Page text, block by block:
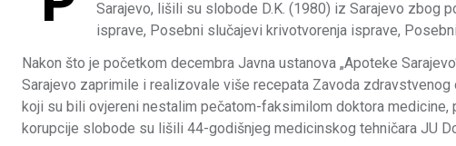
Sarajevo, lišili su slobode D.K. (1980) iz Sarajevo zbog
isprave, Posebni slučajevi krivotvorenja isprave,
Nakon što je početkom decembra Javna ustanova „Apoteke
Sarajevo zaprimile i realizovale više recepata Zavoda zdravstvenog
koji su bili ovjereni nestalim pečatom-faksimilom doktora
korupcije slobode su lišili 44-godišnjeg medicinskog tehničara JU